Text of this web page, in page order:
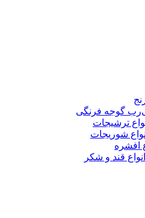
رب گوجه فرنگی
ترشیجات
انواع شوریجات
افشره
انواع قند و شکر